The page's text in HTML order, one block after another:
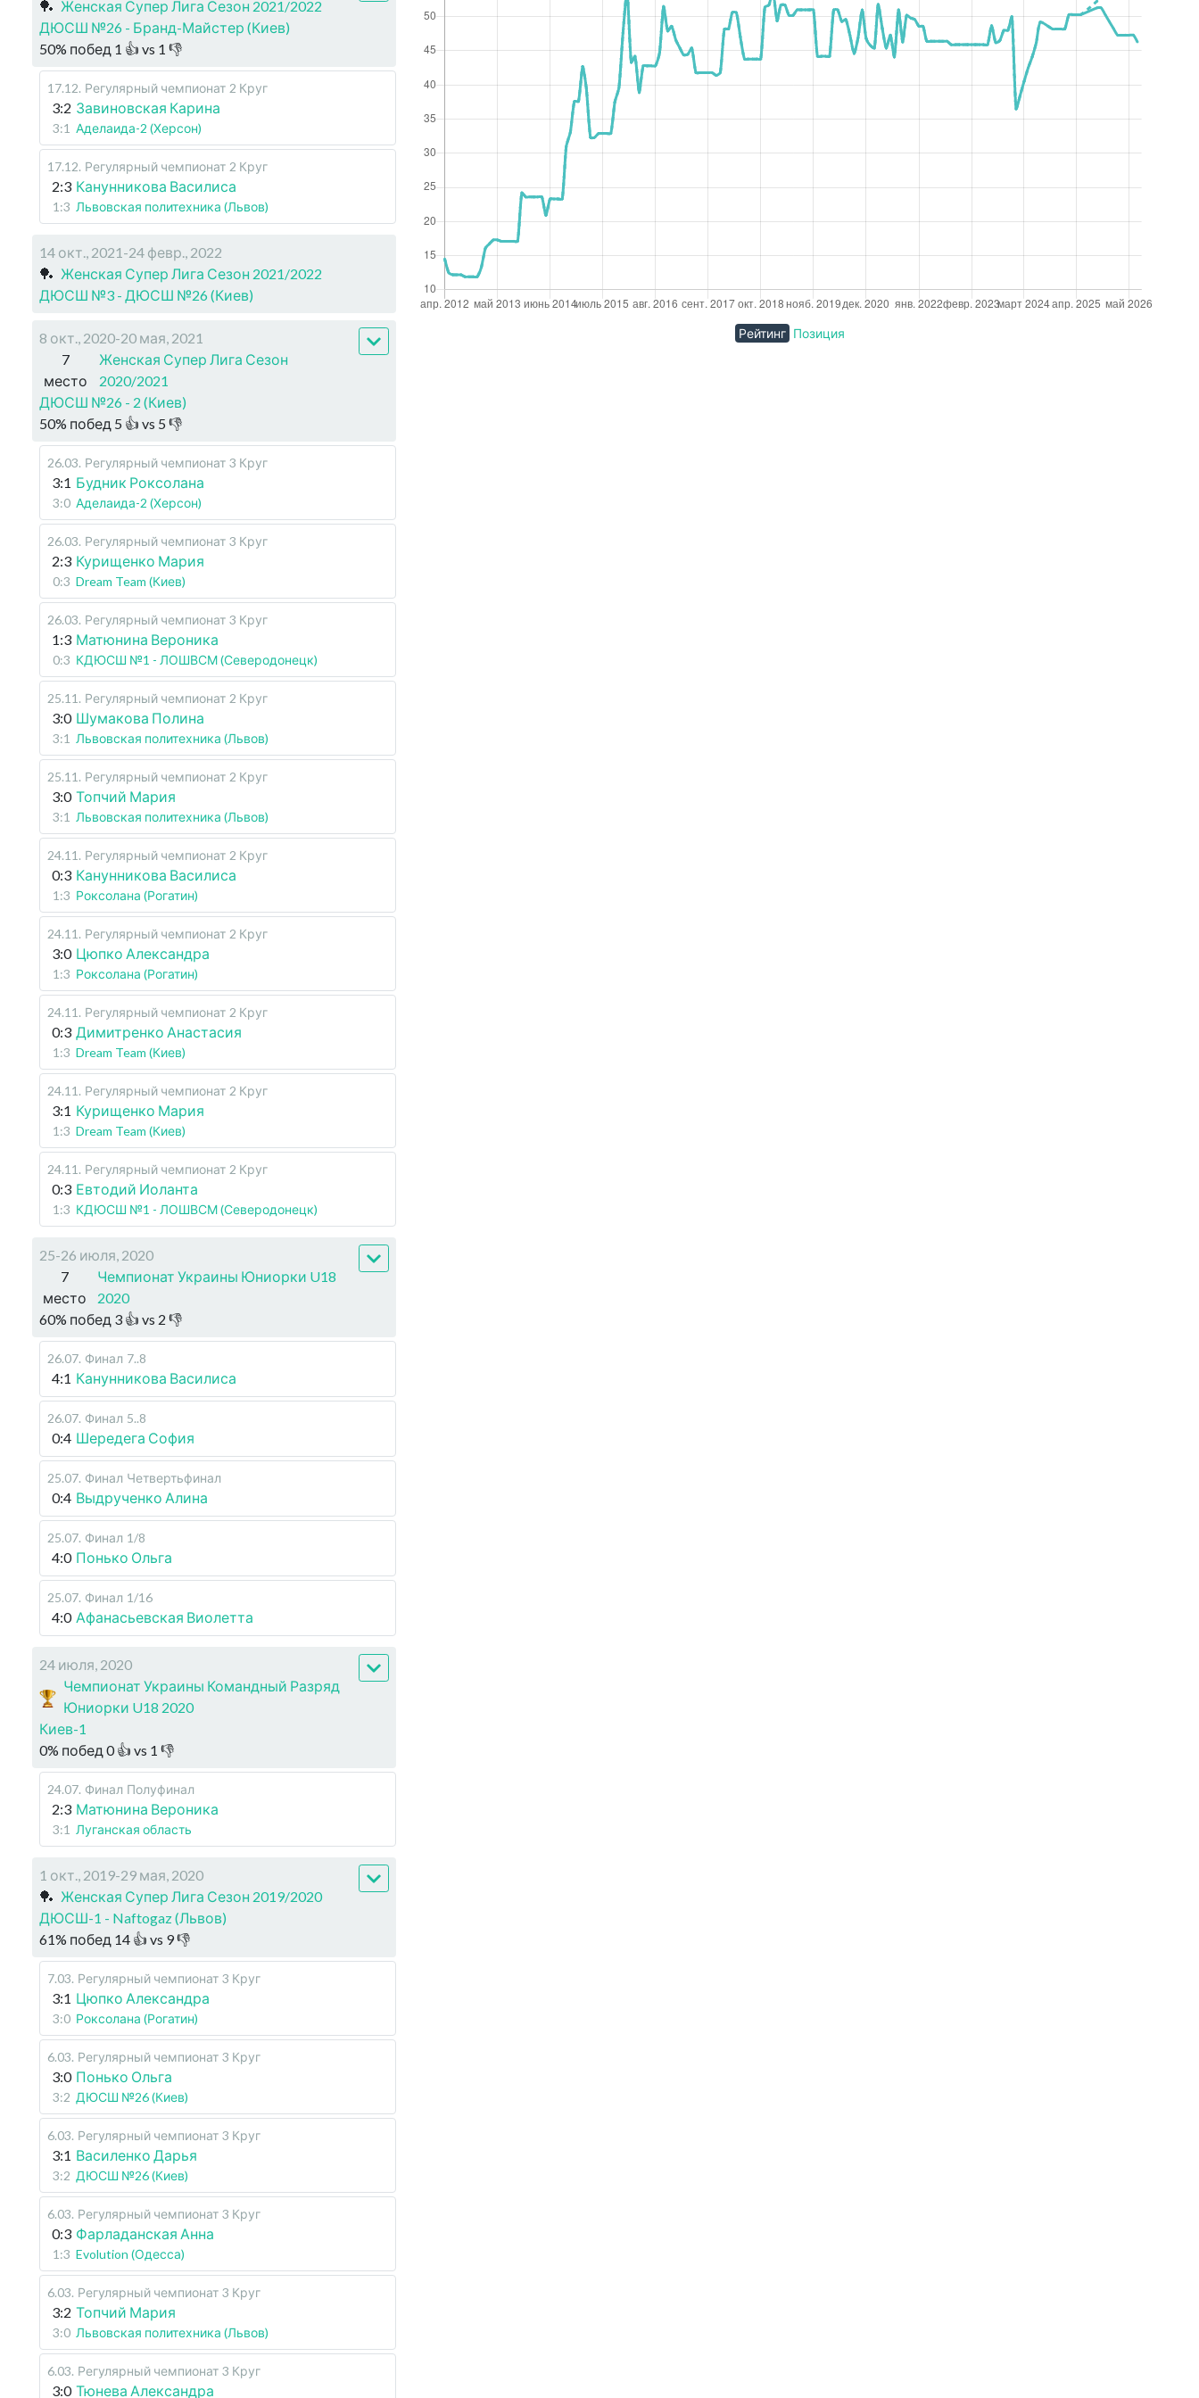
🏓 Женская Супер Лига Сезон 2021/2022
ДЮСШ №26 - Бранд-Майстер (Киев)
50% побед 1 👍 vs 1 👎
17.12. Регулярный чемпионат 2 Круг
3:2 Завиновская Карина
3:1 Аделаида-2 (Херсон)
17.12. Регулярный чемпионат 2 Круг
2:3 Канунникова Василиса
1:3 Львовская политехника (Львов)
14 окт., 2021-24 февр., 2022
🏓 Женская Супер Лига Сезон 2021/2022
ДЮСШ №3 - ДЮСШ №26 (Киев)
8 окт., 2020-20 мая, 2021
7
место
Женская Супер Лига Сезон
2020/2021
ДЮСШ №26 - 2 (Киев)
50% побед 5 👍 vs 5 👎
26.03. Регулярный чемпионат 3 Круг
3:1 Будник Роксолана
3:0 Аделаида-2 (Херсон)
26.03. Регулярный чемпионат 3 Круг
2:3 Курищенко Мария
0:3 Dream Team (Киев)
26.03. Регулярный чемпионат 3 Круг
1:3 Матюнина Вероника
0:3 КДЮСШ №1 - ЛОШВСМ (Северодонецк)
25.11 . Регулярный чемпионат 2 Круг
3:0 Шумакова Полина
3:1 Львовская политехника (Львов)
25.11 . Регулярный чемпионат 2 Круг
3:0 Топчий Мария
3:1 Львовская политехника (Львов)
24.11 . Регулярный чемпионат 2 Круг
0:3 Канунникова Василиса
1:3 Роксолана (Рогатин)
24.11 . Регулярный чемпионат 2 Круг
3:0 Цюпко Александра
1:3 Роксолана (Рогатин)
24.11 . Регулярный чемпионат 2 Круг
0:3 Димитренко Анастасия
1:3 Dream Team (Киев)
24.11 . Регулярный чемпионат 2 Круг
3:1 Курищенко Мария
1:3 Dream Team (Киев)
24.11 . Регулярный чемпионат 2 Круг
0:3 Евтодий Иоланта
1:3 КДЮСШ №1 - ЛОШВСМ (Северодонецк)
25-26 июля, 2020
7
место
Чемпионат Украины Юниорки U18
2020
60% побед 3 👍 vs 2 👎
26.07. Финал 7..8
4:1 Канунникова Василиса
26.07. Финал 5..8
0:4 Шередега София
25.07. Финал Четвертьфинал
0:4 Выдрученко Алина
25.07. Финал 1/8
4:0 Понько Ольга
25.07. Финал 1/16
4:0 Афанасьевская Виолетта
24 июля, 2020
Чемпионат Украины Командный Разряд
Юниорки U18 2020
Киев-1
0% побед 0👍 vs 1 👎
24.07. Финал Полуфинал
2:3 Матюнина Вероника
3:1 Луганская область
1 окт., 2019-29 мая, 2020
🏓 Женская Супер Лига Сезон 2019/2020
ДЮСШ-1 - Naftogaz (Львов)
61% побед 14 👍 vs 9👎
7.03. Регулярный чемпионат 3 Круг
3:1 Цюпко Александра
3:0 Роксолана (Рогатин)
6.03. Регулярный чемпионат 3 Круг
3:0 Понько Ольга
3:2 ДЮСШ №26 (Киев)
6.03. Регулярный чемпионат 3 Круг
3:1 Василенко Дарья
3:2 ДЮСШ №26 (Киев)
6.03. Регулярный чемпионат 3 Круг
0:3 Фарладанская Анна
1:3 Evolution (Одесса)
6.03. Регулярный чемпионат 3 Круг
3:2 Топчий Мария
3:0 Львовская политехника (Львов)
6.03. Регулярный чемпионат 3 Круг
3:0 Тюнева Александра
Рейтинг Позиция